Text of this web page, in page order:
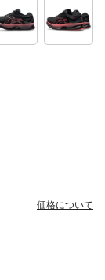
価格について